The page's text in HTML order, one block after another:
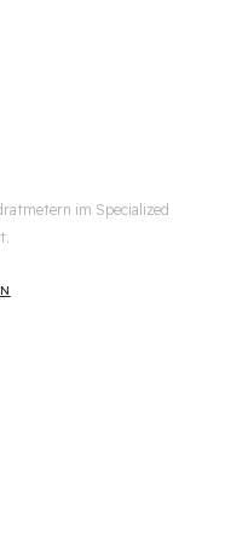
im Specialized